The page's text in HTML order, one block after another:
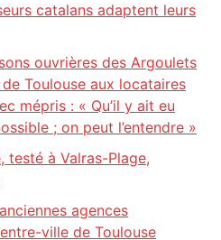
catalans adaptent leurs
ouvrières des Argoulets
Toulouse aux locataires
mépris : « Qu’il y ait eu
; on peut l’entendre »
à Valras-Plage,
agences
ville de Toulouse